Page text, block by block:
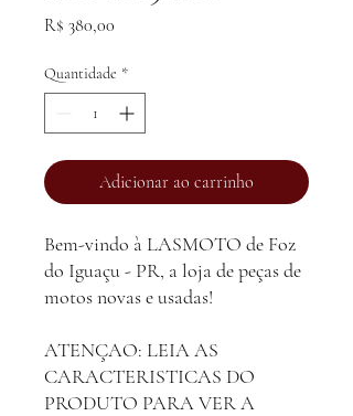
R$ 380,00
Quantidade *
Adicionar ao carrinho
Bem-vindo à LASMOTO de Foz
do Iguaçu - PR, a loja de peças de
motos novas e usadas!
ATENÇAO: LEIA AS
CARACTERISTICAS DO
PRODUTO PARA VER A